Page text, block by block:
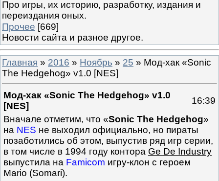
Про игры, их историю, разработку, издания и
переиздания оных.
Прочее [669]
Новости сайта и разное другое.
Главная » 2016 » Ноябрь » 25 » Мод-хак «Sonic
The Hedgehog» v1.0 [NES]
Мод-хак «Sonic The Hedgehog» v1.0
[NES]
16:39
Вначале отметим, что «Sonic The Hedgehog»
на NES не выходил официально, но пираты
позаботились об этом, выпустив ряд игр серии,
в том числе в 1994 году контора Ge De Industry
выпустила на Famicom игру-клон с героем
Mario (Somari).